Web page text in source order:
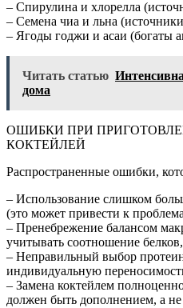
– Спирулина и хлорелла
– Семена чиа и льна
– Ягоды годжи и асаи (богаты
Читать статью
дома
ОШИБКИ ПРИ
КОКТЕЙЛЕЙ
Распространенные ошибки,
– Использование слишком
(это может привести к
– Пренебрежение балансом
учитывать соотношение
– Неправильный выбор
индивидуальную
– Замена коктейлем
должен быть дополнением, а не